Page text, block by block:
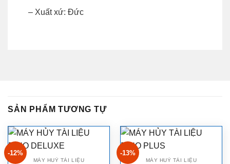
– Xuất xứ: Đức
SẢN PHẨM TƯƠNG TỰ
-12%
MÁY HUỶ TÀI LIỆU
-13%
MÁY HUỶ TÀI LIỆU